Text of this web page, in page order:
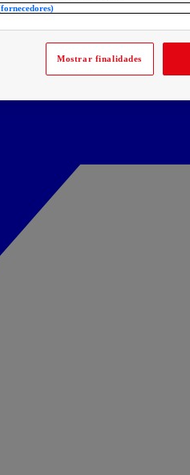
Mostrar finalidades